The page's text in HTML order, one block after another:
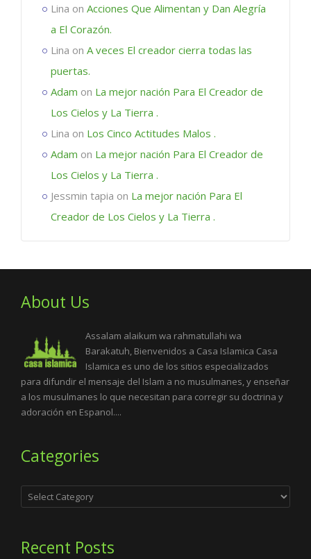
Lina on Acciones Que Alimentan y Dan Alegría
a El Corazón.
Lina on A veces El creador cierra todas las
puertas.
Adam on La mejor nación Para El Creador de
Los Cielos y La Tierra .
Lina on Los Cinco Actitudes Malos .
Adam on La mejor nación Para El Creador de
Los Cielos y La Tierra .
Jessmin tapia on La mejor nación Para El
Creador de Los Cielos y La Tierra .
About Us
Assalam alaikum wa rahmatullahi wa
Barakatuh, Bienvenidos a Casa Islamica Casa
Islamica es uno de los sitios especializados
para difundir el mensaje del Islam a no musulmanes, y enseñar
a los musulmanes lo que necesitan para corregir su doctrina y
adoración en Espanol....
Categories
Categories
Recent Posts